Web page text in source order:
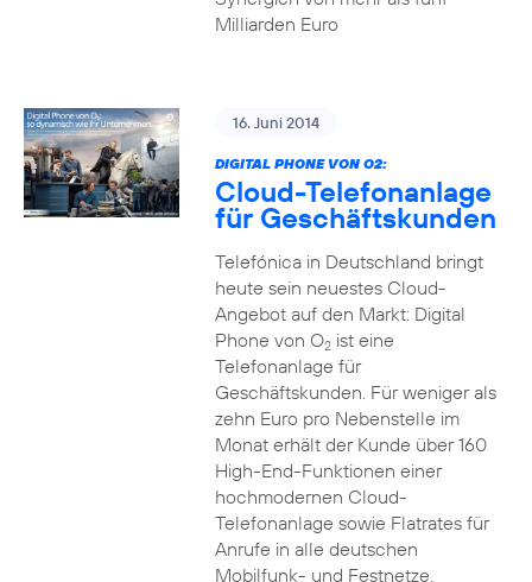
Milliarden Euro
16. Juni 2014
DIGITAL PHONE VON O2:
Cloud-Telefonanlage
für Geschäftskunden
Telefónica in Deutschland bringt
heute sein neuestes Cloud-
Angebot auf den Markt: Digital
Phone von O2ist eine
Telefonanlage für
Geschäftskunden. Für weniger als
zehn Euro pro Nebenstelle im
Monat erhält der Kunde über 160
High-End-Funktionen einer
hochmodernen Cloud-
Telefonanlage sowie Flatrates für
Anrufe in alle deutschen
Mobilfunk- und Festnetze.